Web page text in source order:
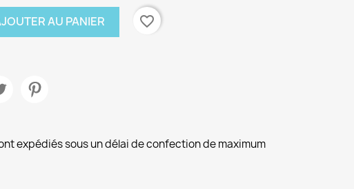
AU PANIER
favorite_border
expédiés sous un délai de confection de maximum